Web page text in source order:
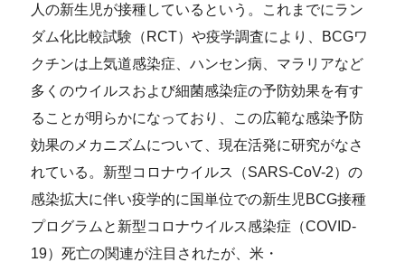
人の新生児が接種しているという。これまでにラン
ダム化比較試験（RCT）や疫学調査により、BCGワ
クチンは上気道感染症、ハンセン病、マラリアなど
多くのウイルスおよび細菌感染症の予防効果を有す
ることが明らかになっており、この広範な感染予防
効果のメカニズムについて、現在活発に研究がなさ
れている。新型コロナウイルス（SARS-CoV-2）の
感染拡大に伴い疫学的に国単位での新生児BCG接種
プログラムと新型コロナウイルス感染症（COVID-
19）死亡の関連が注目されたが、米・